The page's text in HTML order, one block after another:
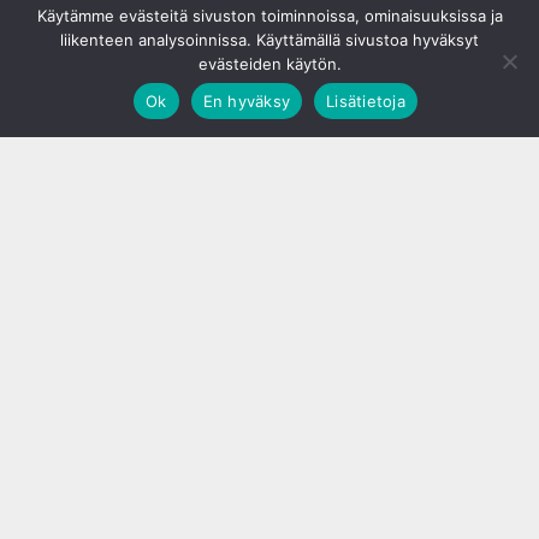
Käytämme evästeitä sivuston toiminnoissa, ominaisuuksissa ja
liikenteen analysoinnissa. Käyttämällä sivustoa hyväksyt
evästeiden käytön.
Ok
En hyväksy Lisätietoja